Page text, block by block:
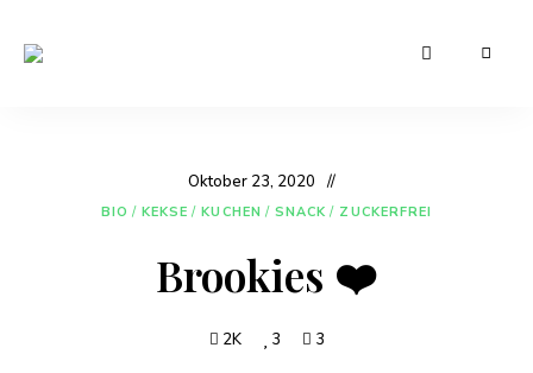
Oktober 23, 2020
BIO / KEKSE / KUCHEN / SNACK / ZUCKERFREI
Brookies ❤️
2K 3 3